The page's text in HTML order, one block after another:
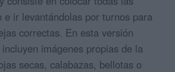
e ir levantándolas por turnos para
correctas. En esta versión
imágenes propias de la
secas, calabazas, bellotas o